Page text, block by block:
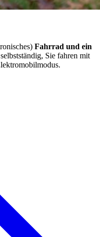
Fahrrad und ein
Sie fahren mit